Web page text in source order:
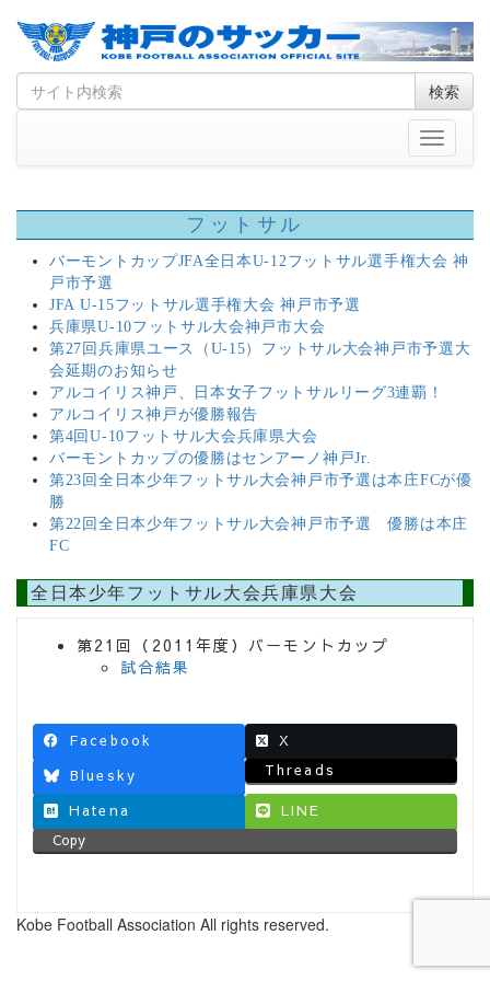
Skip
to
Search
for
検索
Toggle
フットサル
バーモントカップJFA全日本U-12フットサル選手権大会 神
戸市予選
JFA U-15フットサル選手権大会 神戸市予選
兵庫県U-10フットサル大会神戸市大会
第27回兵庫県ユース（U-15）フットサル大会神戸市予選大
会延期のお知らせ
アルコイリス神戸、日本女子フットサルリーグ3連覇！
アルコイリス神戸が優勝報告
第4回U-10フットサル大会兵庫県大会
バーモントカップの優勝はセンアーノ神戸Jr.
第23回全日本少年フットサル大会神戸市予選は本庄FCが優
勝
第22回全日本少年フットサル大会神戸市予選 優勝は本庄
FC
全日本少年フットサル大会兵庫県大会
第21回（2011年度）バーモントカップ
試合結果
Facebook
X
Bluesky
Threads
Hatena
LINE
Copy
Kobe Football Association All rights reserved.